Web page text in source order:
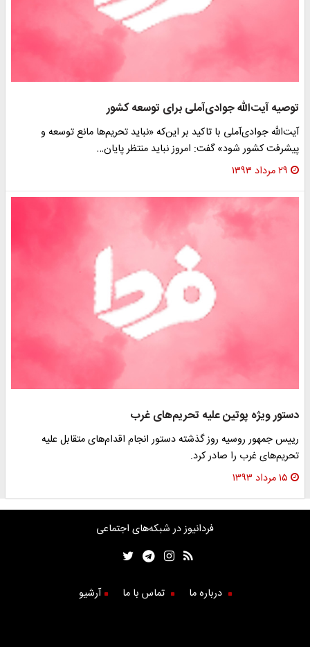
توصیه آیت‌الله جوادی‌آملی برای توسعه کشور
آیت‌الله جوادی‌آملی با تاکید بر این‌که «نباید تحریم‌ها مانع توسعه و
پیشرفت کشور شود» گفت: امروز نباید منتظر پایان…
۲۹ مرداد ۱۳۹۳
دستور ویژه پوتین علیه تحریم‌های غرب
رییس جمهور روسیه روز گذشته دستور انجام اقدام‌های متقابل علیه
تحریم‌های غرب را صادر کرد.
۱۵ مرداد ۱۳۹۳
فردانیوز در شبکه‌های اجتماعی
درباره ما تماس با ما آرشیو